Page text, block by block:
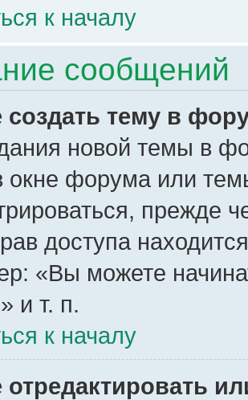
к началу
сообщений
создать тему в
новой темы в
окне форума или
прежде
доступа
«Вы можете
и т. п.
к началу
отредактировать